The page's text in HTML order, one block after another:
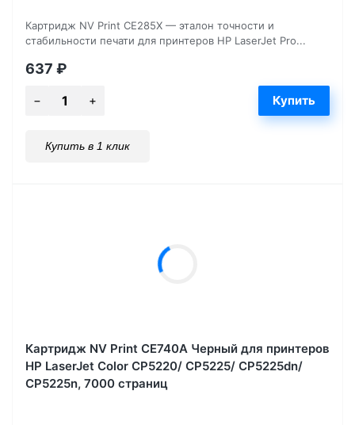
Картридж NV Print CE285X — эталон точности и
стабильности печати для принтеров HP LaserJet Pro...
637 ₽
Купить в 1 клик
Картридж NV Print CE740A Черный для принтеров
HP LaserJet Color CP5220/ CP5225/ CP5225dn/
CP5225n, 7000 страниц